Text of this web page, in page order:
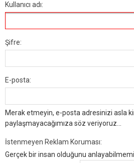
Kullanıcı adı:
Şifre:
E-posta:
Merak etmeyin, e-posta adresinizi asla
paylaşmayacağımıza söz veriyoruz...
İstenmeyen Reklam Koruması:
Gerçek bir insan olduğunu